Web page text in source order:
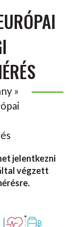
»
jelentkezni
végzett